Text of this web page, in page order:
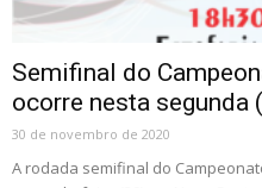
Semifinal do
ocorre nesta segunda
30 de novembro de 2020
A rodada semifinal do